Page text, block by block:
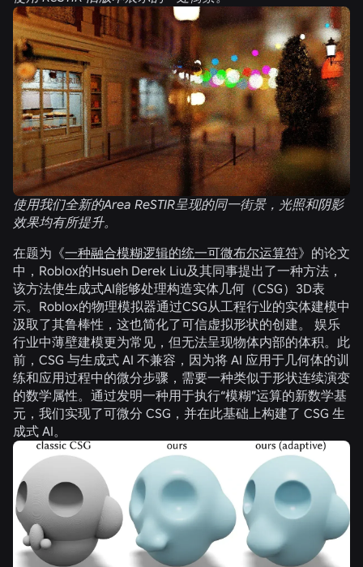
使用我们全新的Area ReSTIR呈现的同一街景，光照和阴影
效果均有所提升。
在题为《一种融合模糊逻辑的统一可微布尔运算符》的论文
中，Roblox的Hsueh Derek Liu及其同事提出了一种方法，
该方法使生成式AI能够处理构造实体几何（CSG）3D表
示。Roblox的物理模拟器通过CSG从工程行业的实体建模中
汲取了其鲁棒性，这也简化了可信虚拟形状的创建。 娱乐
行业中薄壁建模更为常见，但无法呈现物体内部的体积。此
前，CSG 与生成式 AI 不兼容，因为将 AI 应用于几何体的训
练和应用过程中的微分步骤，需要一种类似于形状连续演变
的数学属性。通过发明一种用于执行“模糊”运算的新数学基
元，我们实现了可微分 CSG，并在此基础上构建了 CSG 生
成式 AI。